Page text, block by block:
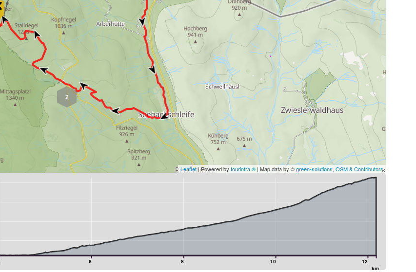
10
2
Leaflet| Powered bytourinfra ® | Map data by ©green-solutions, OSM & Contributors
6 8 10 12
km